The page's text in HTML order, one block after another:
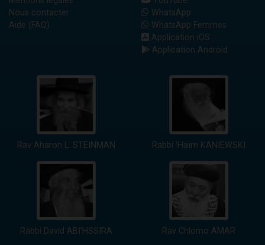
Nous contacter
Aide (FAQ)
WhatsApp
WhatsApp Femmes
Application iOS
Application Android
Rav Aharon L. STEINMAN Rabbi 'Haïm KANIEWSKI
Rabbi David ABI'HSSIRA Rav Chlomo AMAR